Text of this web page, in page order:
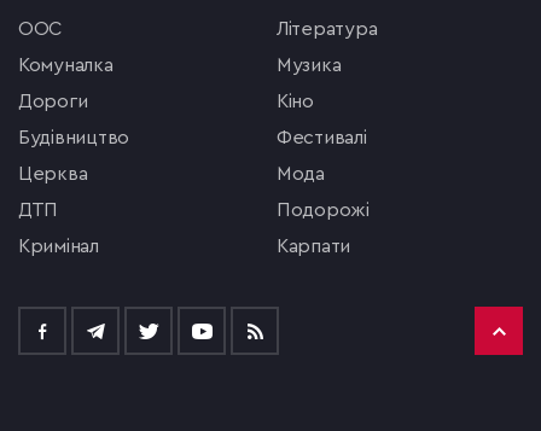
ООС
комуналка
Дороги
будівництво
церква
ДТП
кримінал
література
музика
кіно
фестивалі
мода
подорожі
Карпати